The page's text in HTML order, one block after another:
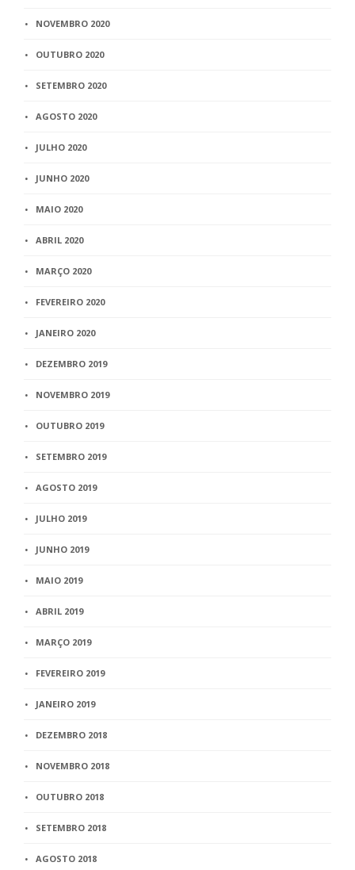
NOVEMBRO 2020
OUTUBRO 2020
SETEMBRO 2020
AGOSTO 2020
JULHO 2020
JUNHO 2020
MAIO 2020
ABRIL 2020
MARÇO 2020
FEVEREIRO 2020
JANEIRO 2020
DEZEMBRO 2019
NOVEMBRO 2019
OUTUBRO 2019
SETEMBRO 2019
AGOSTO 2019
JULHO 2019
JUNHO 2019
MAIO 2019
ABRIL 2019
MARÇO 2019
FEVEREIRO 2019
JANEIRO 2019
DEZEMBRO 2018
NOVEMBRO 2018
OUTUBRO 2018
SETEMBRO 2018
AGOSTO 2018